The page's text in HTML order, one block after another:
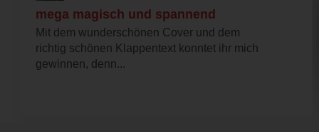
mega magisch und spannend
Mit dem wunderschönen Cover und dem
richtig schönen Klappentext konntet ihr mich
gewinnen, denn...